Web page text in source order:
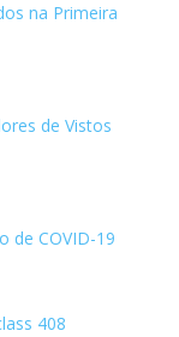
na Primeira
de Vistos
de COVID-19
408